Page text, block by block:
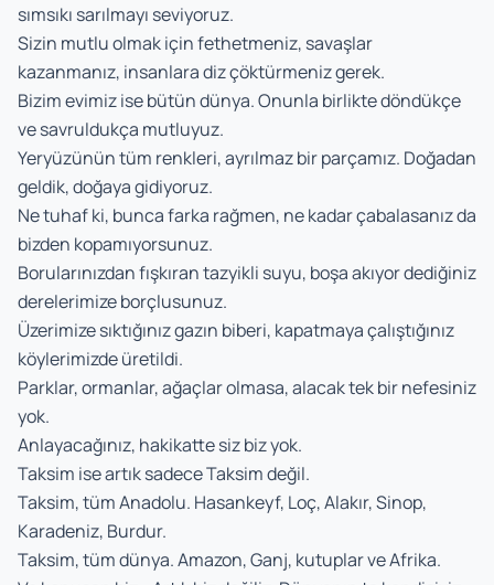
sımsıkı sarılmayı seviyoruz.
Sizin mutlu olmak için fethetmeniz, savaşlar
kazanmanız, insanlara diz çöktürmeniz gerek.
Bizim evimiz ise bütün dünya. Onunla birlikte döndükçe
ve savruldukça mutluyuz.
Yeryüzünün tüm renkleri, ayrılmaz bir parçamız. Doğadan
geldik, doğaya gidiyoruz.
Ne tuhaf ki, bunca farka rağmen, ne kadar çabalasanız da
bizden kopamıyorsunuz.
Borularınızdan fışkıran tazyikli suyu, boşa akıyor dediğiniz
derelerimize borçlusunuz.
Üzerimize sıktığınız gazın biberi, kapatmaya çalıştığınız
köylerimizde üretildi.
Parklar, ormanlar, ağaçlar olmasa, alacak tek bir nefesiniz
yok.
Anlayacağınız, hakikatte siz biz yok.
Taksim ise artık sadece Taksim değil.
Taksim, tüm Anadolu. Hasankeyf, Loç, Alakır, Sinop,
Karadeniz, Burdur.
Taksim, tüm dünya. Amazon, Ganj, kutuplar ve Afrika.